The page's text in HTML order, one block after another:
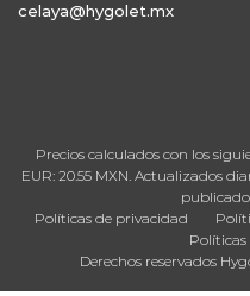
celaya@hygolet.mx
Precios calculados con los
EUR: 20.55 MXN. Actualizados
Políticas de privacidad
Políticas
Derechos reservados